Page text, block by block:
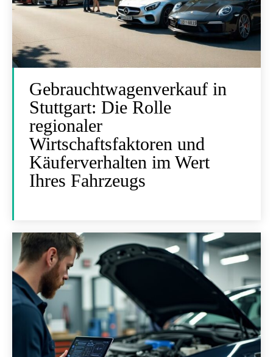
Gebrauchtwagenverkauf in
Stuttgart: Die Rolle
regionaler
Wirtschaftsfaktoren und
Käuferverhalten im Wert
Ihres Fahrzeugs